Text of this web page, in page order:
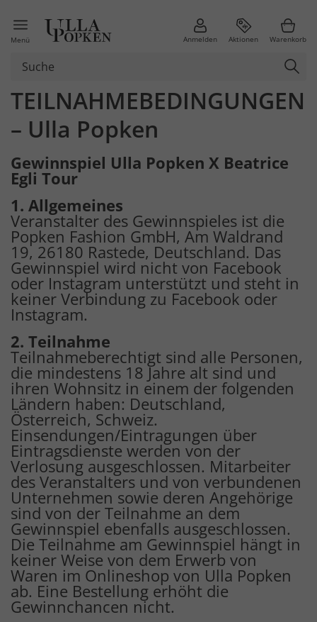
Menü Anmelden Aktionen Warenkorb
TEILNAHMEBEDINGUNGEN
– Ulla Popken
Gewinnspiel Ulla Popken X Beatrice
Egli Tour
1. Allgemeines
Veranstalter des Gewinnspieles ist die
Popken Fashion GmbH, Am Waldrand
19, 26180 Rastede, Deutschland. Das
Gewinnspiel wird nicht von Facebook
oder Instagram unterstützt und steht in
keiner Verbindung zu Facebook oder
Instagram.
2. Teilnahme
Teilnahmeberechtigt sind alle Personen,
die mindestens 18 Jahre alt sind und
ihren Wohnsitz in einem der folgenden
Ländern haben: Deutschland,
Österreich, Schweiz.
Einsendungen/Eintragungen über
Eintragsdienste werden von der
Verlosung ausgeschlossen. Mitarbeiter
des Veranstalters und von verbundenen
Unternehmen sowie deren Angehörige
sind von der Teilnahme an dem
Gewinnspiel ebenfalls ausgeschlossen.
Die Teilnahme am Gewinnspiel hängt in
keiner Weise von dem Erwerb von
Waren im Onlineshop von Ulla Popken
ab. Eine Bestellung erhöht die
Gewinnchancen nicht.